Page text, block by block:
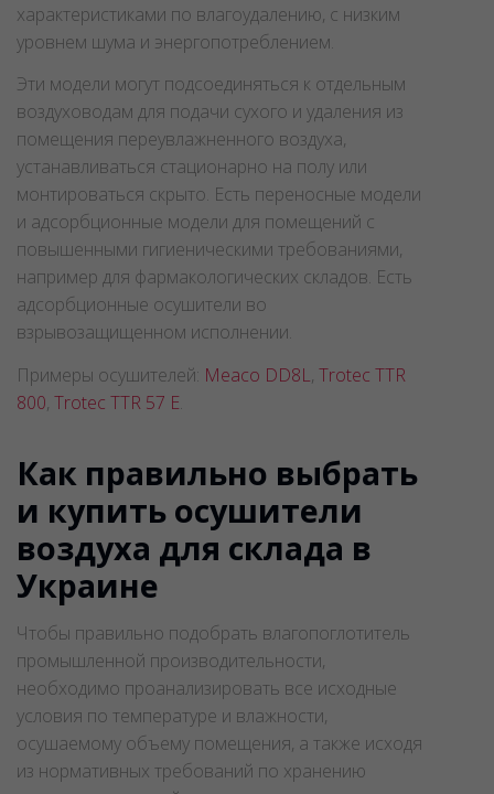
характеристиками по влагоудалению, с низким
уровнем шума и энергопотреблением.
Эти модели могут подсоединяться к отдельным
воздуховодам для подачи сухого и удаления из
помещения переувлажненного воздуха,
устанавливаться стационарно на полу или
монтироваться скрыто. Есть переносные модели
и адсорбционные модели для помещений с
повышенными гигиеническими требованиями,
например для фармакологических складов. Есть
адсорбционные осушители во
взрывозащищенном исполнении.
Примеры осушителей: Meaco DD8L, Trotec TTR
800, Trotec TTR 57 Е.
Как правильно выбрать
и купить осушители
воздуха для склада в
Украине
Чтобы правильно подобрать влагопоглотитель
промышленной производительности,
необходимо проанализировать все исходные
условия по температуре и влажности,
осушаемому объему помещения, а также исходя
из нормативных требований по хранению